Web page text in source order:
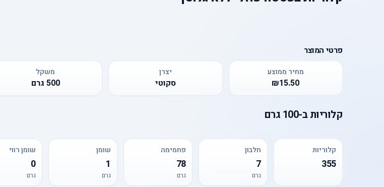
פרטי המוצר
מחיר ממוצע
₪15.50
יצרן
סקוטי
משקל
500 גרם
קלוריותב-100 גרם
קלוריות
355
חלבון
7
גרם
פחמימה
78
גרם
שומן
1
גרם
שומן רווי
0
גרם